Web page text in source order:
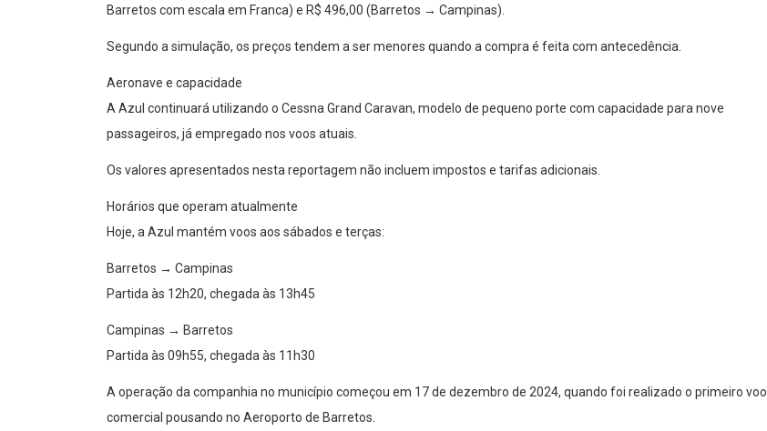
Barretos com escala em Franca) e R$ 496,00 (Barretos → Campinas).
Segundo a simulação, os preços tendem a ser menores quando a compra é feita com antecedência.
Aeronave e capacidade
A Azul continuará utilizando o Cessna Grand Caravan, modelo de pequeno porte com capacidade para nove
passageiros, já empregado nos voos atuais.
Os valores apresentados nesta reportagem não incluem impostos e tarifas adicionais.
Horários que operam atualmente
Hoje, a Azul mantém voos aos sábados e terças:
Barretos → Campinas
Partida às 12h20, chegada às 13h45
Campinas → Barretos
Partida às 09h55, chegada às 11h30
A operação da companhia no município começou em 17 de dezembro de 2024, quando foi realizado o primeiro voo
comercial pousando no Aeroporto de Barretos.